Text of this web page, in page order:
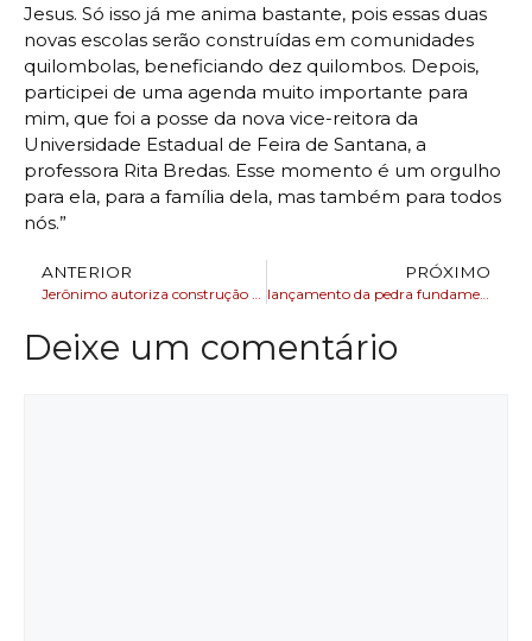
Jesus. Só isso já me anima bastante, pois essas duas
novas escolas serão construídas em comunidades
quilombolas, beneficiando dez quilombos. Depois,
participei de uma agenda muito importante para
mim, que foi a posse da nova vice-reitora da
Universidade Estadual de Feira de Santana, a
professora Rita Bredas. Esse momento é um orgulho
para ela, para a família dela, mas também para todos
nós.”
ANTERIOR PRÓXIMO
lançamento da pedra fundamental da expansão da Knauf em Camaçari
Deixe um comentário